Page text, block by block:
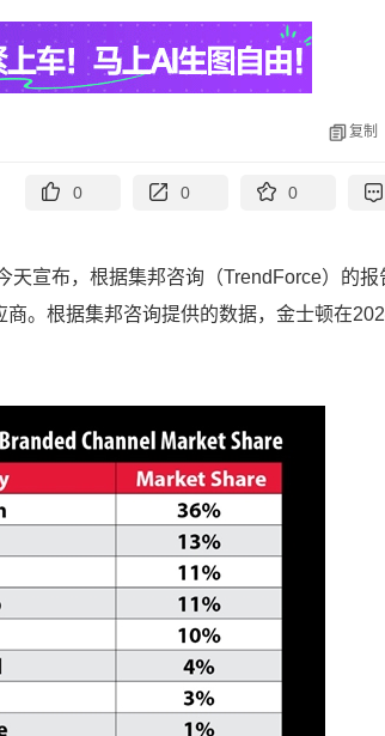
复制
0 0 0
宣布，根据集邦咨询（TrendForce）的报
。根据集邦咨询提供的数据，金士顿在